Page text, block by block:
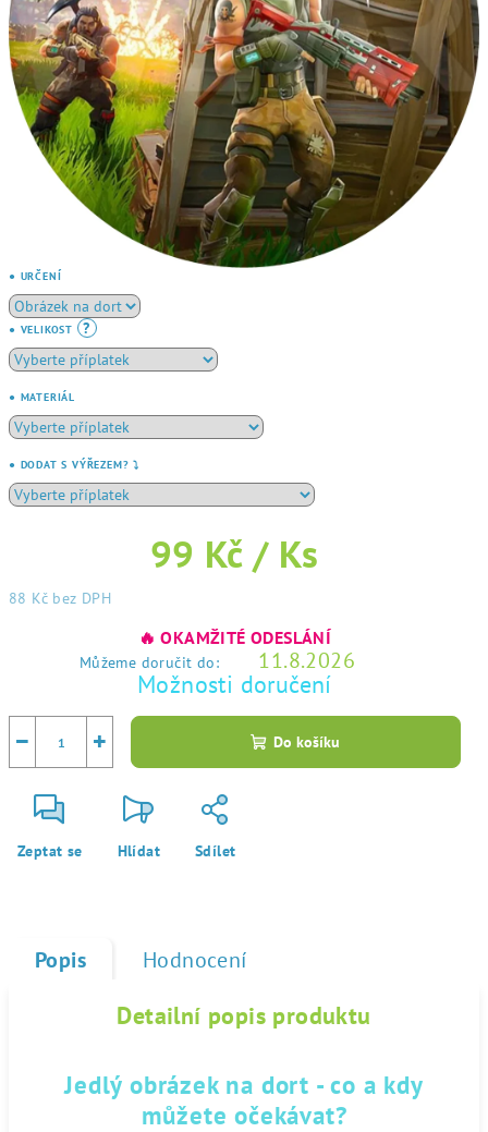
● URČENÍ
● VELIKOST ?
● MATERIÁL
● DODAT S VÝŘEZEM? ⤵️
99 Kč / Ks
88 Kč bez DPH
🔥 OKAMŽITÉ ODESLÁNÍ
Můžeme doručit do: 11.8.2026
Možnosti doručení
+
− Do košíku
Zeptat se Hlídat Sdílet
Popis Hodnocení
Detailní popis produktu
Jedlý obrázek na dort - co a kdy
můžete očekávat?